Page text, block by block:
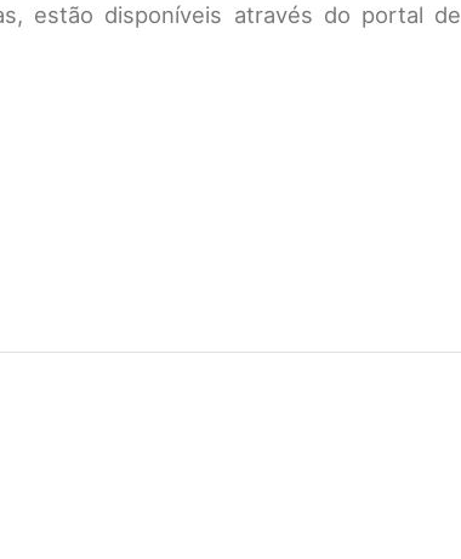
estão disponíveis através do portal de